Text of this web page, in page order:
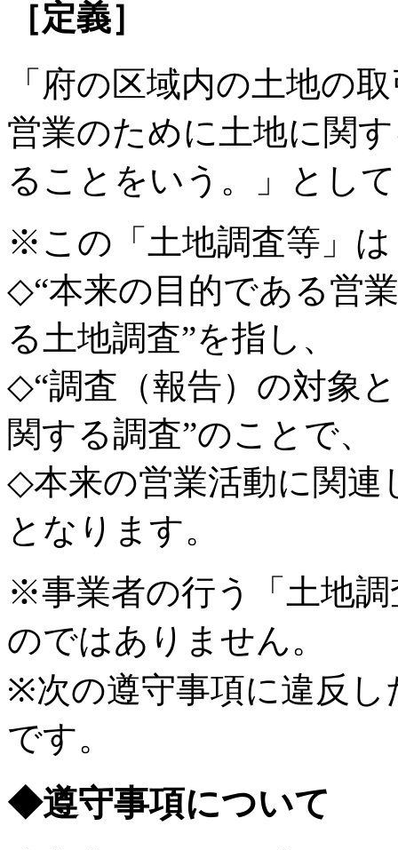
［定義］
「府の区域内の土地の
営業のために土地に関
ることをいう。」とし
※この「土地調査等」は
◇“本来の目的である営
る土地調査”を指し、
◇“調査（報告）の対象
関する調査”のことで、
◇本来の営業活動に関連
となります。
※事業者の行う「土地
のではありません。
※次の遵守事項に違反
です。
◆遵守事項について